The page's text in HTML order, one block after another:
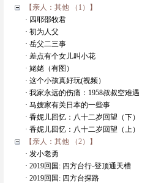
【亲人：其他 （1）】
· 四耶邵牧君
· 初为人父
· 岳父二三事
· 差点有个女儿叫小花
· 姥姥（有图）
· 这个小孩真好玩(视频）
· 我家永远的伤痛：1958叔叔空难遇
· 马嫂家有关日本的一些事
· 香妮儿回忆：八十二岁回望（下）
· 香妮儿回忆：八十二岁回望（上）
【亲人：其他 （2）】
· 发小老勇
· 2019回国: 四方台行-登顶通天槽
· 2019回国: 四方台探路